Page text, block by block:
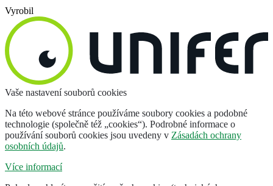
Vyrobil
Vaše nastavení souborů cookies
Na této webové stránce používáme soubory cookies a podobné
technologie (společně též „cookies“). Podrobné informace o
používání souborů cookies jsou uvedeny v Zásadách ochrany
osobních údajů.
Více informací